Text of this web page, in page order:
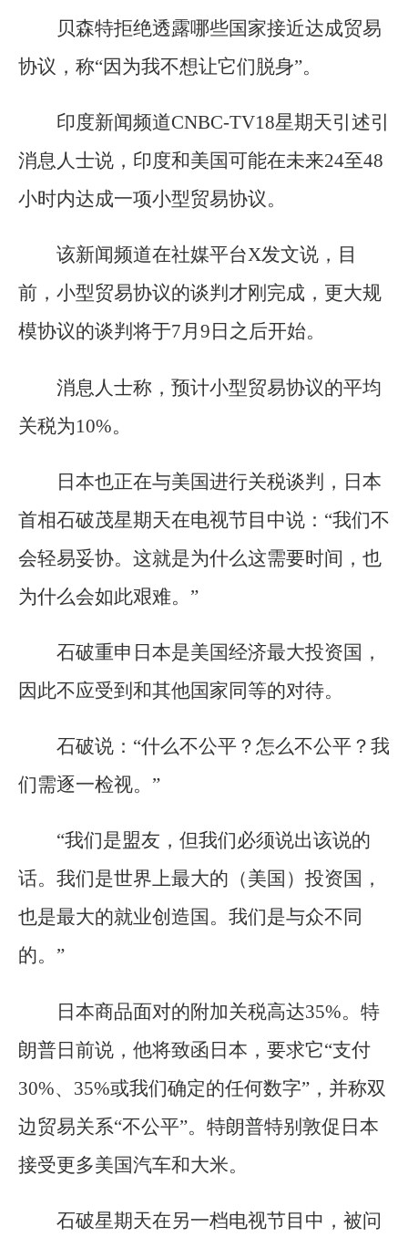
贝森特拒绝透露哪些国家接近达成贸易
协议，称“因为我不想让它们脱身”。
印度新闻频道CNBC-TV18星期天引述引
消息人士说，印度和美国可能在未来24至48
小时内达成一项小型贸易协议。
该新闻频道在社媒平台X发文说，目
前，小型贸易协议的谈判才刚完成，更大规
模协议的谈判将于7月9日之后开始。
消息人士称，预计小型贸易协议的平均
关税为10%。
日本也正在与美国进行关税谈判，日本
首相石破茂星期天在电视节目中说：“我们不
会轻易妥协。这就是为什么这需要时间，也
为什么会如此艰难。”
石破重申日本是美国经济最大投资国，
因此不应受到和其他国家同等的对待。
石破说：“什么不公平？怎么不公平？我
们需逐一检视。”
“我们是盟友，但我们必须说出该说的
话。我们是世界上最大的（美国）投资国，
也是最大的就业创造国。我们是与众不同
的。”
日本商品面对的附加关税高达35%。特
朗普日前说，他将致函日本，要求它“支付
30%、35%或我们确定的任何数字”，并称双
边贸易关系“不公平”。特朗普特别敦促日本
接受更多美国汽车和大米。
石破星期天在另一档电视节目中，被问